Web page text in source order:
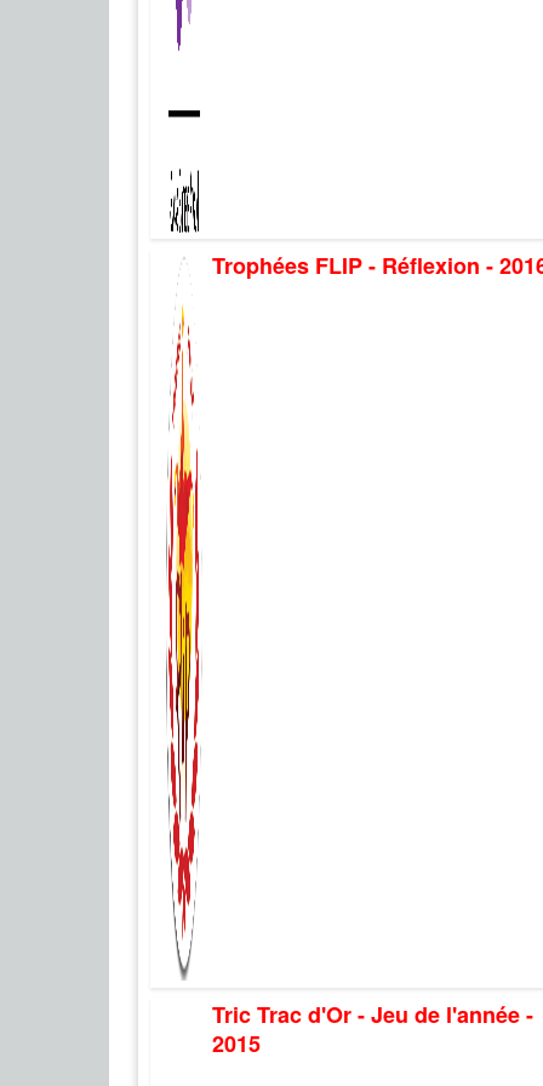
Trophées FLIP - Réflexion -
Tric Trac d'Or - Jeu de l'année -
2015